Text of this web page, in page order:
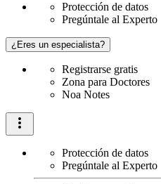
Protección de datos
Pregúntale al Experto
¿Eres un especialista?
Registrarse gratis
Zona para Doctores
Noa Notes
Protección de datos
Pregúntale al Experto